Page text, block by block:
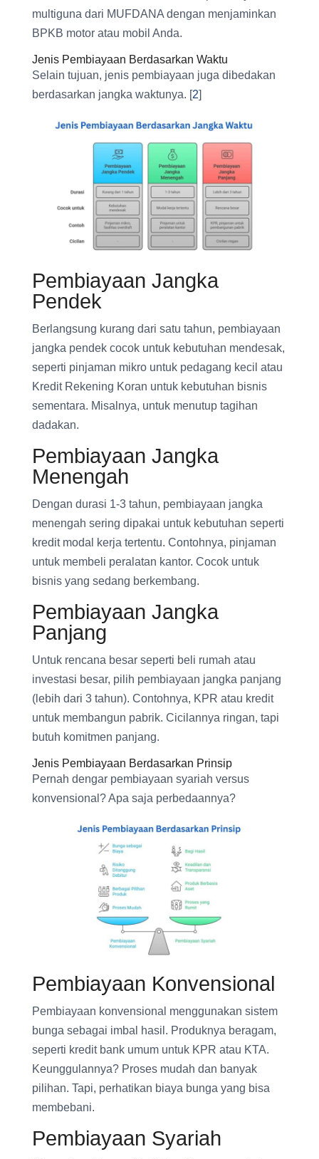
multiguna dari MUFDANA dengan menjaminkan
BPKB motor atau mobil Anda.
Jenis Pembiayaan Berdasarkan Waktu
Selain tujuan, jenis pembiayaan juga dibedakan
berdasarkan jangka waktunya. [2]
Pembiayaan Jangka
Pendek
Berlangsung kurang dari satu tahun, pembiayaan
jangka pendek cocok untuk kebutuhan mendesak,
seperti pinjaman mikro untuk pedagang kecil atau
Kredit Rekening Koran untuk kebutuhan bisnis
sementara. Misalnya, untuk menutup tagihan
dadakan.
Pembiayaan Jangka
Menengah
Dengan durasi 1-3 tahun, pembiayaan jangka
menengah sering dipakai untuk kebutuhan seperti
kredit modal kerja tertentu. Contohnya, pinjaman
untuk membeli peralatan kantor. Cocok untuk
bisnis yang sedang berkembang.
Pembiayaan Jangka
Panjang
Untuk rencana besar seperti beli rumah atau
investasi besar, pilih pembiayaan jangka panjang
(lebih dari 3 tahun). Contohnya, KPR atau kredit
untuk membangun pabrik. Cicilannya ringan, tapi
butuh komitmen panjang.
Jenis Pembiayaan Berdasarkan Prinsip
Pernah dengar pembiayaan syariah versus
konvensional? Apa saja perbedaannya?
Pembiayaan Konvensional
Pembiayaan konvensional menggunakan sistem
bunga sebagai imbal hasil. Produknya beragam,
seperti kredit bank umum untuk KPR atau KTA.
Keunggulannya? Proses mudah dan banyak
pilihan. Tapi, perhatikan biaya bunga yang bisa
membebani.
Pembiayaan Syariah